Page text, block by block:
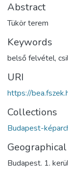
Abstract
Tükör terem
Keywords
belső felvétel,
URI
https://
Collections
Budapest-
Budapest. 1.